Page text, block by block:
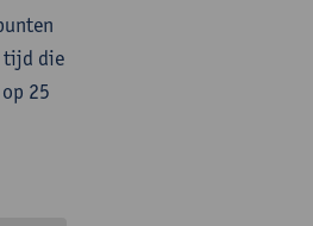
tijd die
25